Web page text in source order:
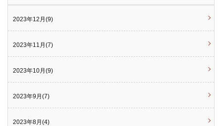
2023年12月(9)
2023年11月(7)
2023年10月(9)
2023年9月(7)
2023年8月(4)